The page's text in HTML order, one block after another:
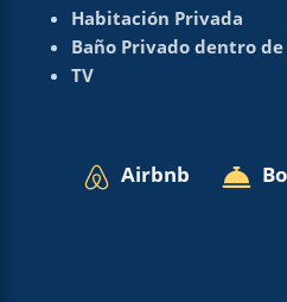
Habitación Privada
Baño Privado dentro
TV
Airbnb